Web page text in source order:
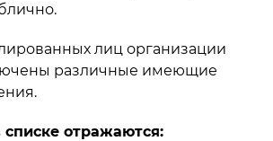
лиц организации
различные имеющие
списке отражаются: